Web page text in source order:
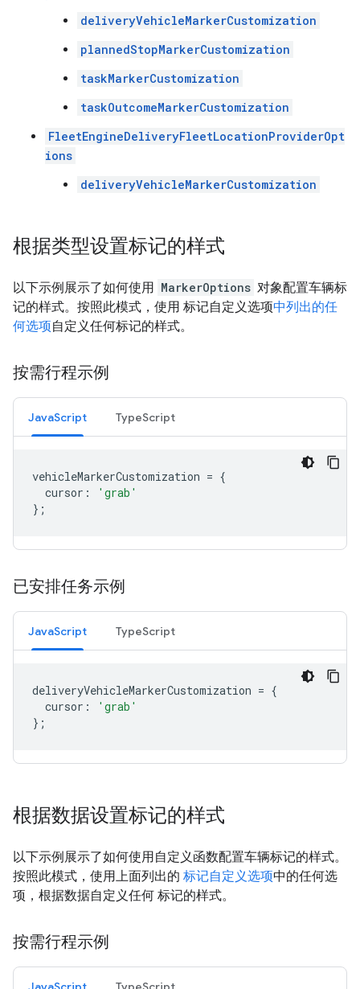
deliveryVehicleMarkerCustomization
plannedStopMarkerCustomization
taskMarkerCustomization
taskOutcomeMarkerCustomization
FleetEngineDeliveryFleetLocationProviderOpt
ions
deliveryVehicleMarkerCustomization
根据类型设置标记的样式
以下示例展示了如何使用 MarkerOptions 对象配置车辆标
记的样式。按照此模式，使用 标记自定义选项中列出的任
何选项自定义任何标记的样式。
按需行程示例
JavaScript TypeScript
vehicleMarkerCustomization = {
cursor :
'grab'
};
已安排任务示例
JavaScript TypeScript
deliveryVehicleMarkerCustomization = {
cursor :
'grab'
};
根据数据设置标记的样式
以下示例展示了如何使用自定义函数配置车辆标记的样式。
按照此模式，使用上面列出的 标记自定义选项中的任何选
项，根据数据自定义任何 标记的样式。
按需行程示例